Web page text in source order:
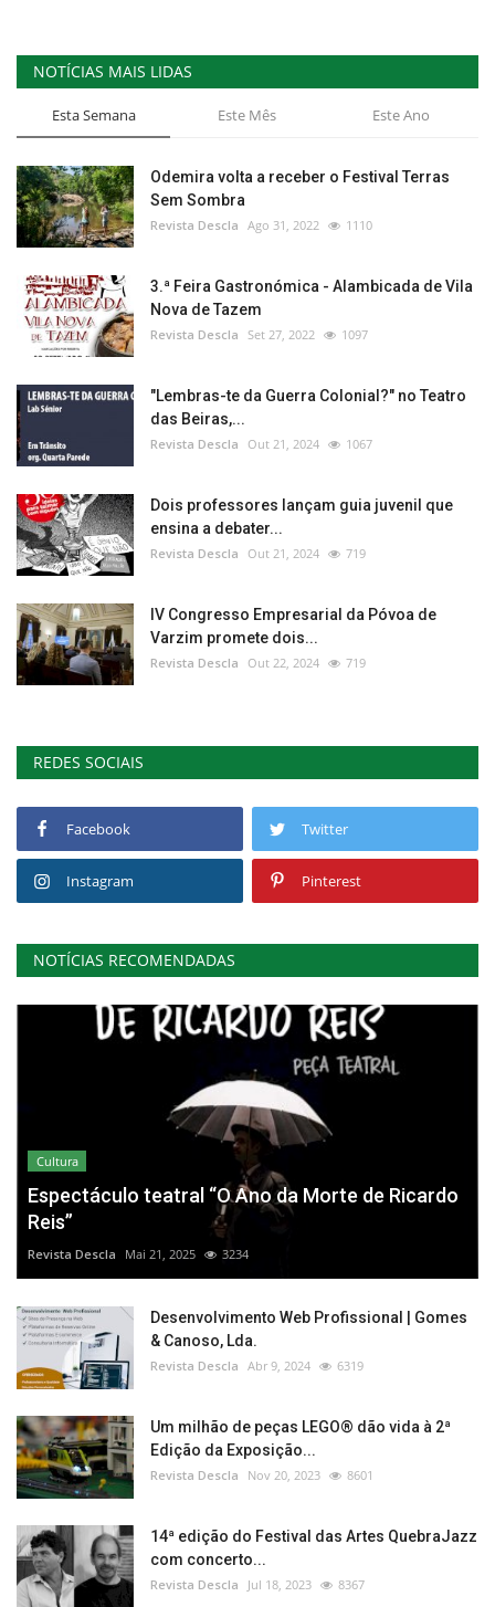
NOTÍCIAS MAIS LIDAS
Esta Semana Este Mês Este Ano
Odemira volta a receber o Festival Terras
Sem Sombra
Revista Descla Ago 31, 2022 1110
3.ª Feira Gastronómica - Alambicada de Vila
Nova de Tazem
Revista Descla Set 27, 2022 1097
"Lembras-te da Guerra Colonial?" no Teatro
das Beiras,...
Revista Descla Out 21, 2024 1067
Dois professores lançam guia juvenil que
ensina a debater...
Revista Descla Out 21, 2024 719
IV Congresso Empresarial da Póvoa de
Varzim promete dois...
Revista Descla Out 22, 2024 719
REDES SOCIAIS
Facebook Twitter
Instagram Pinterest
NOTÍCIAS RECOMENDADAS
Cultura
Espectáculo teatral “O Ano da Morte de Ricardo
Reis”
Revista Descla Mai 21, 2025 3234
Desenvolvimento Web Profissional | Gomes
& Canoso, Lda.
Revista Descla Abr 9, 2024 6319
Um milhão de peças LEGO® dão vida à 2ª
Edição da Exposição...
Revista Descla Nov 20, 2023 8601
14ª edição do Festival das Artes QuebraJazz
com concerto...
Revista Descla Jul 18, 2023 8367